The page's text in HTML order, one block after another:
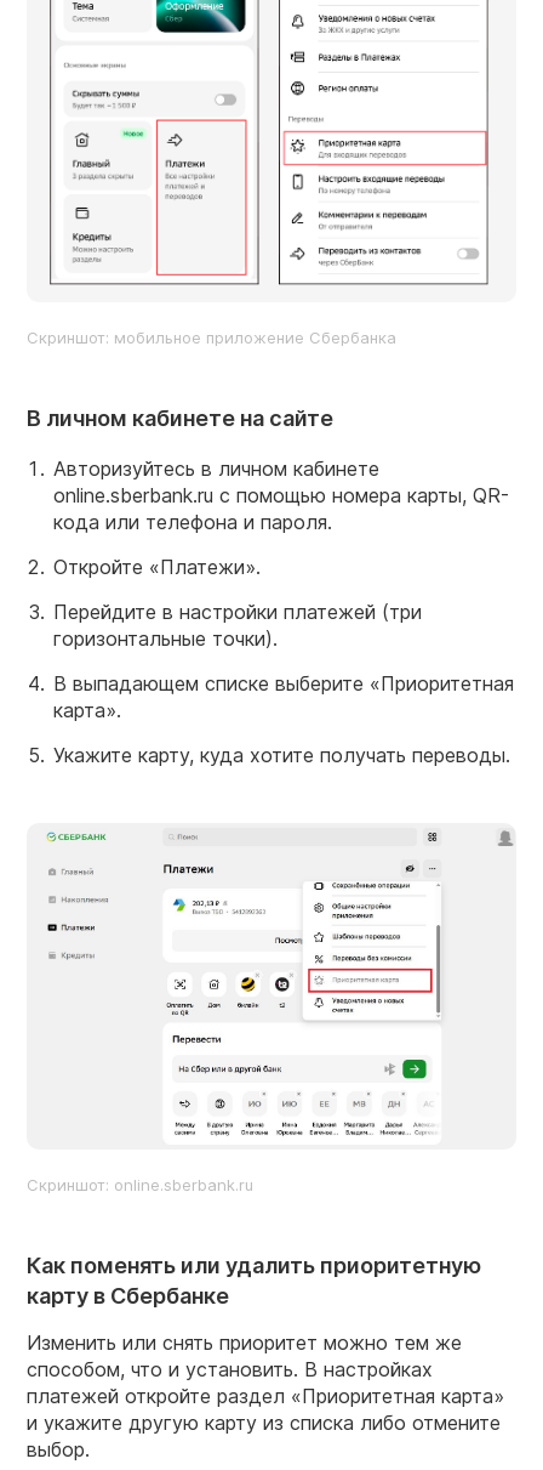
Скриншот: мобильное приложение Сбербанка
В личном кабинете на сайте
Авторизуйтесь в личном кабинете
online.sberbank.ru с помощью номера карты, QR-
кода или телефона и пароля.
Откройте «Платежи».
Перейдите в настройки платежей (три
горизонтальные точки).
В выпадающем списке выберите «Приоритетная
карта».
Укажите карту, куда хотите получать переводы.
Скриншот: online.sberbank.ru
Как поменять или удалить приоритетную
карту в Сбербанке
Изменить или снять приоритет можно тем же
способом, что и установить. В настройках
платежей откройте раздел «Приоритетная карта»
и укажите другую карту из списка либо отмените
выбор.